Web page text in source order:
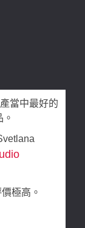
當中最好的
極高。